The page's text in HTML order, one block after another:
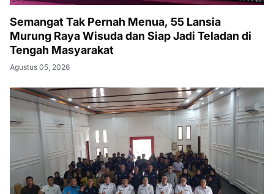
Semangat Tak Pernah Menua, 55 Lansia
Murung Raya Wisuda dan Siap Jadi Teladan di
Tengah Masyarakat
Agustus 05, 2026